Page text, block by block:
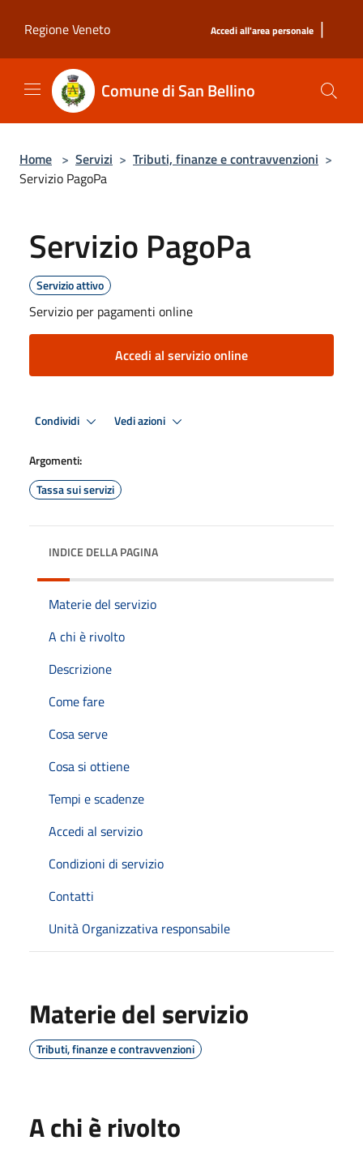
Regione Veneto
Accedi all'area personale |
Comune di San Bellino
Home > Servizi > Tributi, finanze e contravvenzioni >
Servizio PagoPa
Servizio PagoPa
Servizio attivo
Servizio per pagamenti online
Accedi al servizio online
Condividi Vedi azioni
Argomenti:
Tassa sui servizi
INDICE DELLA PAGINA
Materie del servizio
A chi è rivolto
Descrizione
Come fare
Cosa serve
Cosa si ottiene
Tempi e scadenze
Accedi al servizio
Condizioni di servizio
Contatti
Unità Organizzativa responsabile
Materie del servizio
Tributi, finanze e contravvenzioni
A chi è rivolto